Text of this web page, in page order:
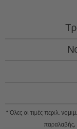
* Όλες οι τιμές περιλ.
παραλαβής,